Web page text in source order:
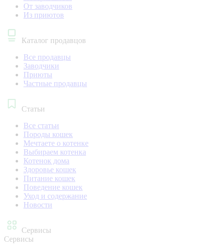
От заводчиков
Из приютов
Каталог продавцов
Все продавцы
Заводчики
Приюты
Частные продавцы
Статьи
Все статьи
Породы кошек
Мечтаете о котенке
Выбираем котенка
Котенок дома
Здоровье кошек
Питание кошек
Поведение кошек
Уход и содержание
Новости
Сервисы
Сервисы